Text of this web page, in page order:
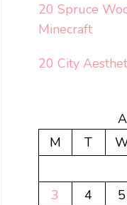
20 Spruce
Minecraft
20 City
M
T
3
4 5